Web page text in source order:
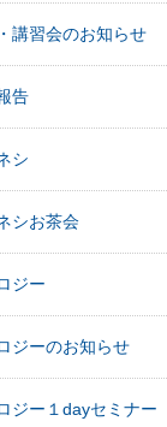
講習会のお知らせ
告
シ
シお茶会
ジー
ジーのお知らせ
ジー１dayセミナー